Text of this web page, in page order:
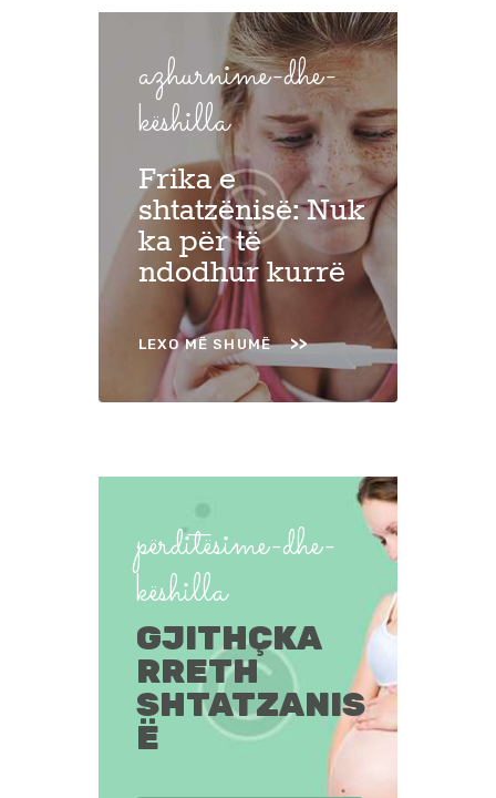
azhurnime-dhe-
këshilla
Frika e
shtatzënisë: Nuk
ka për të
ndodhur kurrë
LEXO MË SHUMË
përditësime-dhe-
këshilla
GJITHÇKA
RRETH
SHTATZANIS
Ë